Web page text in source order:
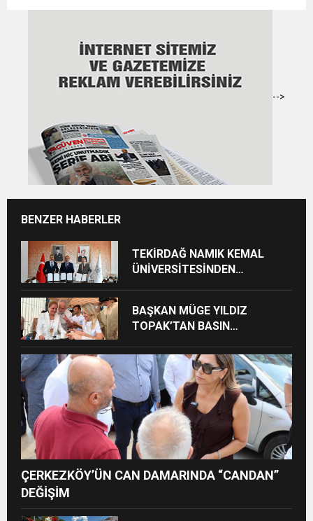
-->
BENZER HABERLER
TEKİRDAĞ NAMIK KEMAL
ÜNİVERSİTESİNDEN
BAŞKAN MÜGE YILDIZ
TOPAK’TAN BASIN
BULUŞMASI
ÇERKEZKÖY’ÜN CAN DAMARINDA “CANDAN”
DEĞİŞİM